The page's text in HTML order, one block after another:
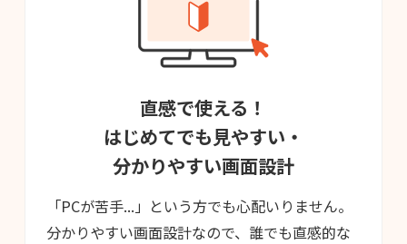
直感で使える！
はじめてでも見やすい・
分かりやすい画面設計
「PCが苦手...」という方でも心配いりません。
分かりやすい画面設計なので、誰でも直感的な